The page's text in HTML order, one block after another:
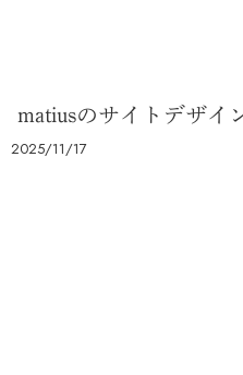
matiusのサイトデザイ
2025/11/17